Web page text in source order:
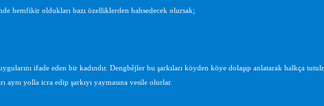
hemfikir oldukları bazı özelliklerden bahsedecek olursak;
ifade eden bir kadındır. Dengbêjler bu şarkıları köyden köye dolaşıp anlatarak halkça
aynı yolla icra edip şarkıyı yaymasına vesile olurlar.